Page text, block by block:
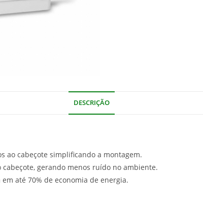
DESCRIÇÃO
ao cabeçote simplificando a montagem.
gerando menos ruído no ambiente.
até 70% de economia de energia.